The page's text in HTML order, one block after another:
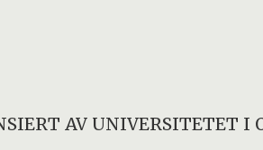
AV UNIVERSITETET I